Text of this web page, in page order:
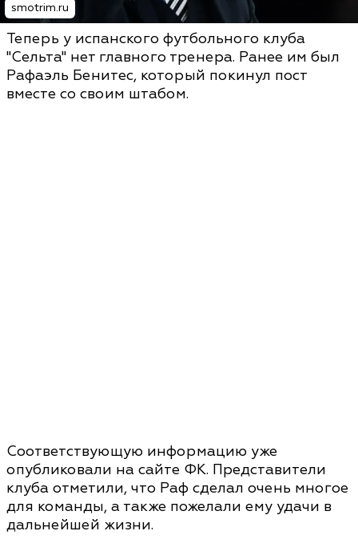
smotrim.ru
Теперь у испанского футбольного клуба
"Сельта" нет главного тренера. Ранее им был
Рафаэль Бенитес, который покинул пост
вместе со своим штабом.
Соответствующую информацию уже
опубликовали на сайте ФК. Представители
клуба отметили, что Раф сделал очень многое
для команды, а также пожелали ему удачи в
дальнейшей жизни.